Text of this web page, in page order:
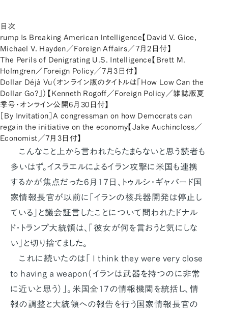
目次
rump Is Breaking American Intelligence【David V. Gioe,
Michael V. Hayden／Foreign Affairs／7月2日付】
The Perils of Denigrating U.S. Intelligence【Brett M.
Holmgren／Foreign Policy／7月3日付】
Dollar Déjà Vu（オンライン版のタイトルは「How Low Can the
Dollar Go?」）【Kenneth Rogoff／Foreign Policy／雑誌版夏
季号・オンライン公開6月30日付】
［By Invitation］A congressman on how Democrats can
regain the initiative on the economy【Jake Auchincloss／
Economist／7月3日付】
こんなこと上から言われたらたまらないと思う読者も
多いはず。イスラエルによるイラン攻撃に米国も連携
するかが焦点だった6月17日、トゥルシ・ギャバード国
家情報長官が以前に「イランの核兵器開発は停止し
ている」と議会証言したことについて問われたドナル
ド・トランプ大統領は、「彼女が何を言おうと気にしな
い」と切り捨てました。
これに続いたのは「 I think they were very close
to having a weapon（イランは武器を持つのに非常
に近いと思う）」。米国全17の情報機関を統括し、情
報の調整と大統領への報告を行う国家情報長官の